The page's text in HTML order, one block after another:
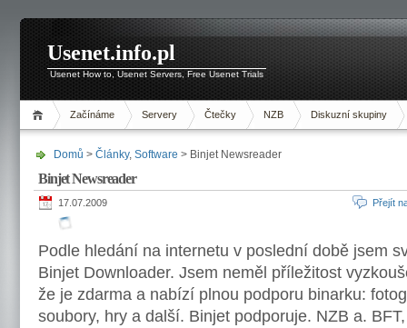
Usenet.info.pl
Usenet How to, Usenet Servers, Free Usenet Trials
Začínáme Servery Čtečky NZB Diskuzní skupiny
Domů > Články, Software > Binjet Newsreader
Binjet Newsreader
17.07.2009 Přejít
Podle hledání na internetu v poslední době jsem
Binjet Downloader. Jsem neměl příležitost
že je zdarma a nabízí plnou podporu binarku:
soubory, hry a další. Binjet podporuje. NZB a.